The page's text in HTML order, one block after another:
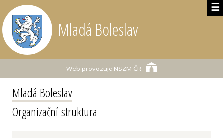
☰
Mladá Boleslav
Web provozuje NSZM ČR
Mladá Boleslav
Organizační struktura